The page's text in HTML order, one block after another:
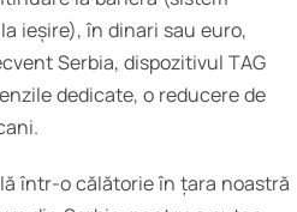
ieșire), în dinari sau euro,
Serbia, dispozitivul TAG
dedicate, o reducere de
într-o călătorie în țara noastră